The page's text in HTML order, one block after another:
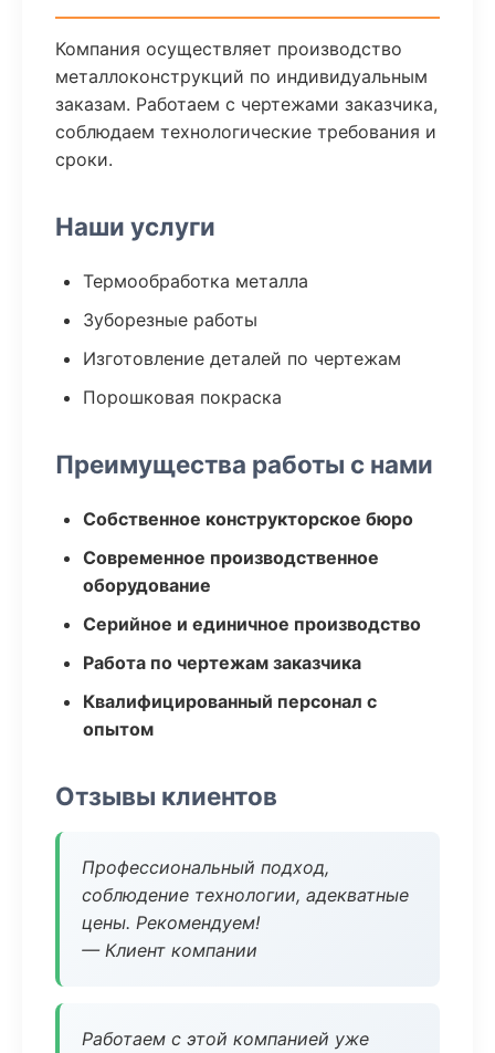
Компания осуществляет производство
металлоконструкций по индивидуальным
заказам. Работаем с чертежами заказчика,
соблюдаем технологические требования и
сроки.
Наши услуги
Термообработка металла
Зуборезные работы
Изготовление деталей по чертежам
Порошковая покраска
Преимущества работы с нами
Собственное конструкторское бюро
Современное производственное
оборудование
Серийное и единичное производство
Работа по чертежам заказчика
Квалифицированный персонал с
опытом
Отзывы клиентов
Профессиональный подход,
соблюдение технологии, адекватные
цены. Рекомендуем!
— Клиент компании
Работаем с этой компанией уже